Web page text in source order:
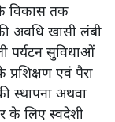
विकास तक
अवधि खासी लंबी
पर्यटन सुविधाओं
एवं पैरा
स्थापना अथवा
के लिए स्वदेशी